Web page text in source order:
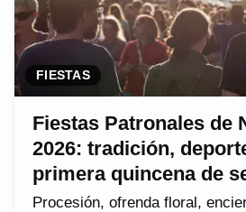
FIESTAS
Fiestas Patronales de
2026: tradición,
primera quincena de
Procesión, ofrenda floral,